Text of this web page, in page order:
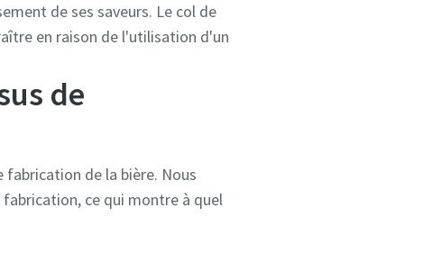
de ses saveurs. Le col de
en raison de l'utilisation d'un
de
de la bière. Nous
ce qui montre à quel